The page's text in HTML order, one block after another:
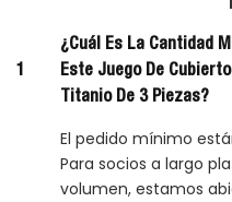
1
¿Cuál Es La Cantidad
Este Juego De
Titanio De 3 Piezas?
El pedido mínimo
Para socios a largo
volumen, estamos